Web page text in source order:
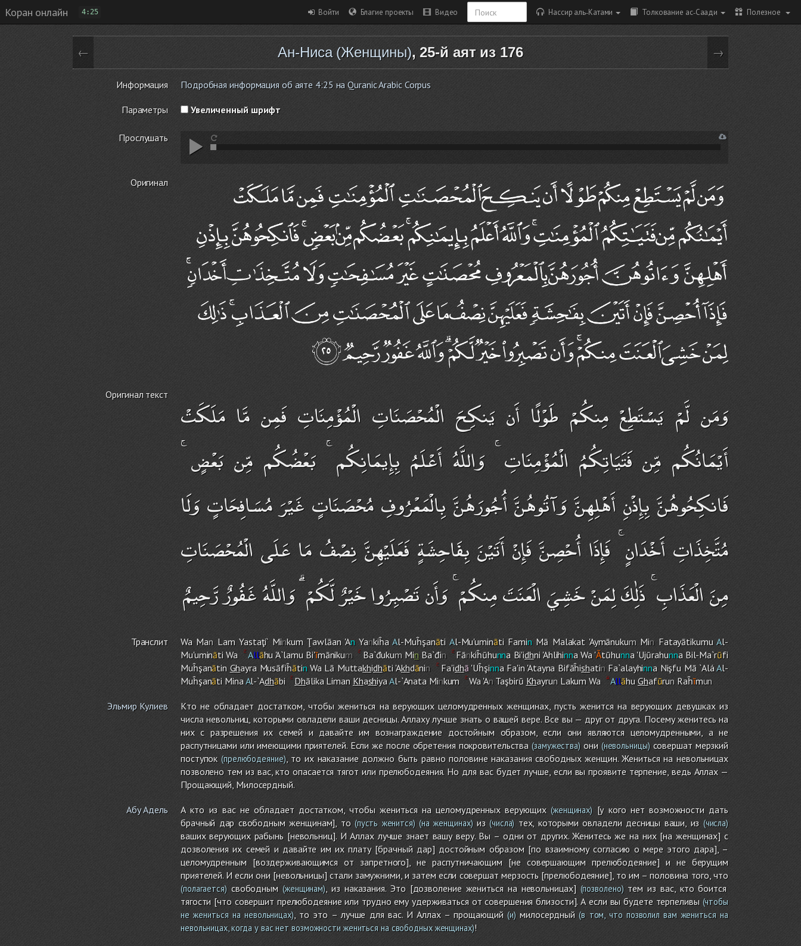
Коран онлайн 4:25 Войти Благие проекты Видео Нассир аль-Катами Толкование ас-Саади Полезное
← Ан-Ниса (Женщины), 25-й аят из 176 →
Информация Подробная информация об аяте 4:25 на Quranic Arabic Corpus
Параметры Увеличенный шрифт
Прослушать
Оригинал
Оригинал текст
وَمَن لَّمْ يَسْتَطِعْ مِنكُمْ طَوْلًا أَن يَنكِحَ الْمُحْصَنَاتِ الْمُؤْمِنَاتِ فَمِن مَّا مَلَكَتْ
أَيْمَانُكُم مِّن فَتَيَاتِكُمُ الْمُؤْمِنَاتِ ۚ وَاللَّهُ أَعْلَمُ بِإِيمَانِكُم ۚ بَعْضُكُم مِّن بَعْضٍ ۚ
فَانكِحُوهُنَّ بِإِذْنِ أَهْلِهِنَّ وَآتُوهُنَّ أُجُورَهُنَّ بِالْمَعْرُوفِ مُحْصَنَاتٍ غَيْرَ مُسَافِحَاتٍ وَلَا
مُتَّخِذَاتِ أَخْدَانٍ ۚ فَإِذَا أُحْصِنَّ فَإِنْ أَتَيْنَ بِفَاحِشَةٍ فَعَلَيْهِنَّ نِصْفُ مَا عَلَى الْمُحْصَنَاتِ
مِنَ الْعَذَابِ ۚ ذَٰلِكَ لِمَنْ خَشِيَ الْعَنَتَ مِنكُمْ ۚ وَأَن تَصْبِرُوا خَيْرٌ لَّكُمْ ۗ وَاللَّهُ غَفُورٌ رَّحِيمٌ
Транслит Wa Man LamYastaţi` MinkumŢawlāan 'AnYankiĥaAl-Muĥşanāti Al-Mu'umināti FaminMā Malakat 'AymānukumMin FatayātikumuAl-
Mu'umināti Wa Allāhu 'A`lamu Bi'īmānikum Ba`đukum Min Ba`đin Fānkiĥūhunna Bi'idhni 'Ahlihinna Wa 'Ātūhunna 'Ujūrahunna Bil-Ma`rūfi
Muĥşanātin Ghayra MusāfiĥātinWa Lā Muttakhidhāti 'Akhdānin Fa'idhā'Uĥşinna Fa'in 'Atayna BifāĥishatinFa`alayhinna Nişfu Mā `AláAl-
Muĥşanāti MinaAl-`Adhābi Dhālika Liman KhashiyaAl-`Anata Minkum Wa 'AnTaşbirū KhayrunLakum Wa Allāhu Ghafūrun Raĥīmun
Эльмир Кулиев
Кто не обладает достатком, чтобы жениться на верующих целомудренных женщинах, пусть женится на верующих девушках из
числа невольниц, которыми овладели ваши десницы. Аллаху лучше знать о вашей вере. Все вы — друг от друга. Посему женитесь на
них с разрешения их семей и давайте им вознаграждение достойным образом, если они являются целомудренными, а не
распутницами или имеющими приятелей. Если же после обретения покровительства (замужества) они(невольницы)совершат мерзкий
поступок (прелюбодеяние), то их наказание должно быть равно половине наказания свободных женщин. Жениться на невольницах
позволено тем из вас, кто опасается тягот или прелюбодеяния. Но для вас будет лучше, если вы проявите терпение, ведь Аллах —
Прощающий, Милосердный.
Абу Адель А кто из вас не обладает достатком, чтобы жениться на целомудренных верующих(женщинах) [у кого нет возможности дать
брачный дар свободным женщинам], то(пусть женится)(на женщинах)из(числа) тех, которыми овладели десницы ваши, из (числа)
ваших верующих рабынь [невольниц]. И Аллах лучше знает вашу веру. Вы – одни от других. Женитесь же на них [на женщинах] с
дозволения их семей и давайте им их плату [брачный дар] достойным образом [по взаимному согласию о мере этого дара], –
целомудренным [воздерживающимся от запретного], не распутничающим [не совершающим прелюбодеяние] и не берущим
приятелей. И если они [невольницы] стали замужними, и затем если совершат мерзость [прелюбодеяние], то им – половина того, что
(полагается)свободным(женщинам), из наказания. Это [дозволение жениться на невольницах](позволено)тем из вас, кто боится
тягости [что совершит прелюбодеяние или трудно ему удерживаться от совершения близости]. А если вы будете терпеливы(чтобы
не жениться на невольницах), то это – лучше для вас. И Аллах – прощающий(и)милосердный (в том, что позволил вам жениться на
невольницах, когда у вас нет возможности жениться на свободных женщинах)!